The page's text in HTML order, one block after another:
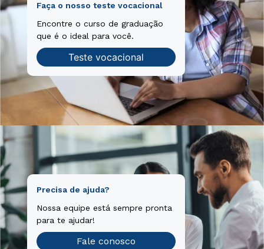
Faça o nosso teste vocacional
Encontre o curso de graduação
que é o ideal para você.
Teste vocacional
Precisa de ajuda?
Nossa equipe está sempre pronta
para te ajudar!
Fale conosco